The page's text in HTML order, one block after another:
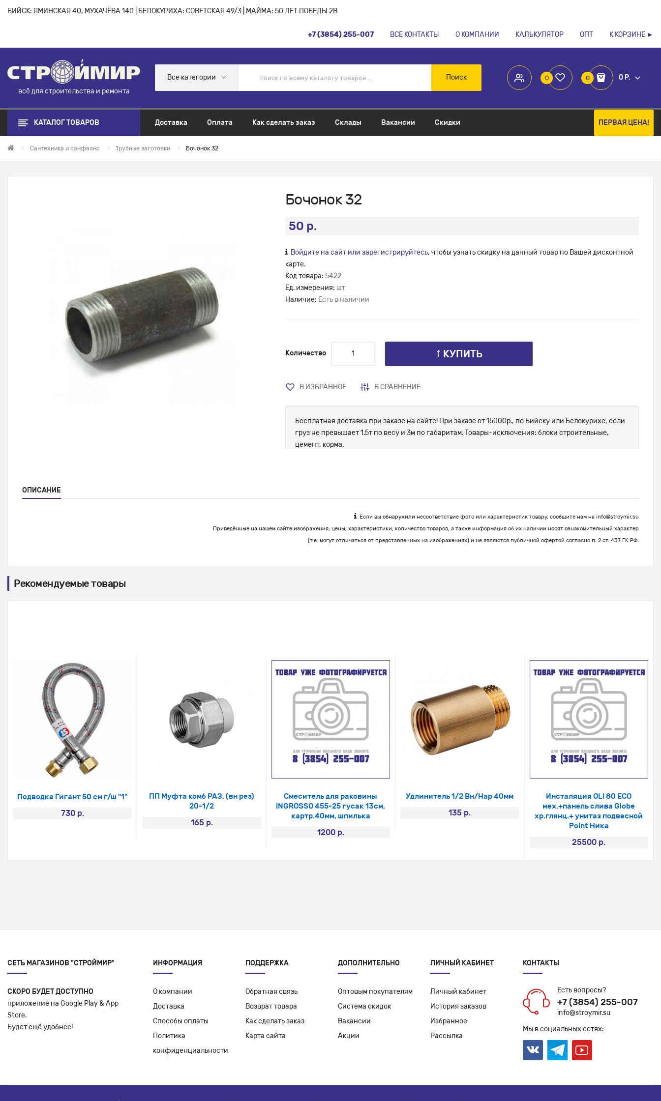
БИЙСК: ЯМИНСКАЯ 40, МУХАЧЁВА 140 | БЕЛОКУРИХА: СОВЕТСКАЯ 49/3 | МАЙМА: 50 ЛЕТ ПОБЕДЫ 2В
+7 (3854) 255-007 ВСЕ КОНТАКТЫ О КОМПАНИИ КАЛЬКУЛЯТОР ОПТ К КОРЗИНЕ ►
всё для строительства и ремонта
0 0 0 Р.
Все категории Поиск
КАТАЛОГ ТОВАРОВ Доставка Оплата Как сделать заказ Склады Вакансии Скидки ПЕРВАЯ ЦЕНА!
Сантехника и санфаянс Трубные заготовки Бочонок 32
Бочонок 32
50 р.
Войдите на сайт или зарегистрируйтесь, чтобы узнать скидку на данный товар по Вашей дисконтной
карте.
Код товара: 5422
Ед. измерения: шт
Наличие: Есть в наличии
Количество ⤴ КУПИТЬ
В ИЗБРАННОЕ В СРАВНЕНИЕ
Бесплатная доставка при заказе на сайте! При заказе от 15000р., по Бийску или Белокурихе, если
груз не превышает 1.5т по весу и 3м по габаритам. Товары-исключения: блоки строительные,
цемент, корма.
ОПИСАНИЕ
Если вы обнаружили несоответствие фото или характеристик товару, сообщите нам на info@stroymir.su
Приведённые на нашем сайте изображения, цены, характеристики, количество товаров, а также информация об их наличии носят ознакомительный характер
(т.е. могут отличаться от представленных на изображениях) и не являются публичной офертой согласно п. 2 ст. 437 ГК РФ.
Рекомендуемые товары
Подводка Гигант 50 см г/ш "1"
730 р.
ПП Муфта комб РАЗ. (вн рез)
20-1/2
165 р.
Смеситель для раковины
INGROSSO 455-25 гусак 13см,
картр.40мм, шпилька
1200 р.
Удлинитель 1/2 Вн/Нар 40мм
135 р.
Инсталяция OLI 80 ECO
мех.+панель слива Globe
хр.глянц.+ унитаз подвесной
Point Ника
25500 р.
СЕТЬ МАГАЗИНОВ "СТРОЙМИР"
СКОРО БУДЕТ ДОСТУПНО
приложение на Google Play & App
Store.
Будет ещё удобнее!
ИНФОРМАЦИЯ
О компании
Доставка
Способы оплаты
Политика
конфиденциальности
ПОДДЕРЖКА
Обратная связь
Возврат товара
Как сделать заказ
Карта сайта
ДОПОЛНИТЕЛЬНО
Оптовым покупателям
Система скидок
Вакансии
Акции
ЛИЧНЫЙ КАБИНЕТ
Личный кабинет
История заказов
Избранное
Рассылка
КОНТАКТЫ
Есть вопросы?
+7 (3854) 255-007
info@stroymir.su
Мы в социальных сетях: